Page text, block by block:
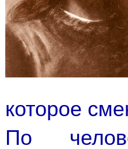
которое
По